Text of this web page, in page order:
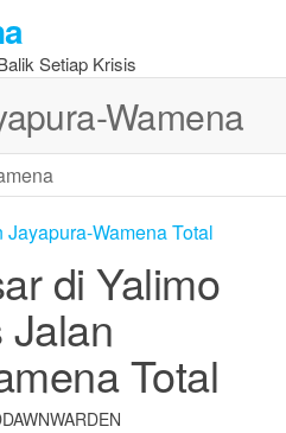
Setiap Krisis
Wamena
di Yalimo
Jalan
Total